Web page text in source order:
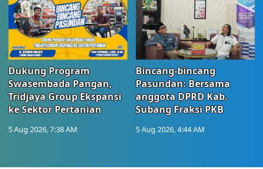
Dukung Program
Swasembada Pangan,
Tridjaya Group Ekspansi
ke Sektor Pertanian
5 Aug 2026, 7:38 AM
Bincang-bincang
Pasundan: Bersama
anggota DPRD Kab.
Subang Fraksi PKB
5 Aug 2026, 4:44 AM